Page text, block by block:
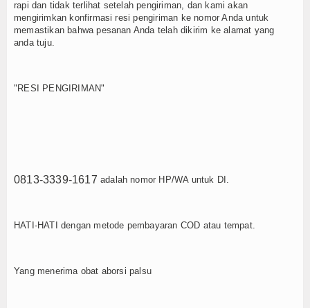
rapi dan tidak terlihat setelah pengiriman, dan kami akan
mengirimkan konfirmasi resi pengiriman ke nomor Anda untuk
memastikan bahwa pesanan Anda telah dikirim ke alamat yang
anda tuju.
"RESI PENGIRIMAN"
0813-3339-1617 adalah nomor HP/WA untuk DI.
HATI-HATI dengan metode pembayaran COD atau tempat.
Yang menerima obat aborsi palsu